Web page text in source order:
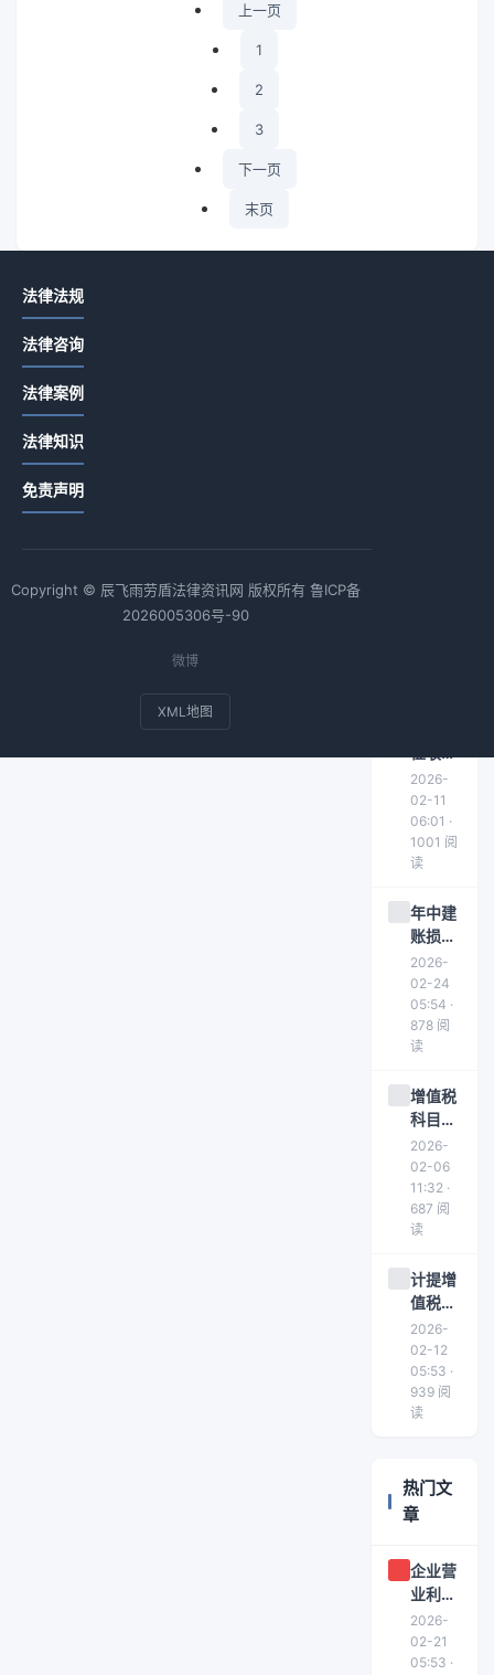
上一页
1
2
3
下一页
末页
围及13
个税目
详解
2026-
02-11
06:01 ·
1001 阅
读
年中建
账损益
类科目
填写技
巧与方
法
2026-
02-24
05:54 ·
878 阅
读
增值税
科目及
会计处
理
2026-
02-06
11:32 ·
687 阅
读
计提增
值税的
账务处
理
2026-
02-12
05:53 ·
939 阅
读
热门文
章
企业营
业利润
为负数
的原因
及应对
2026-
02-21
05:53 ·
法律法规
法律咨询
法律案例
法律知识
免责声明
Copyright © 辰飞雨劳盾法律资讯网 版权所有 鲁ICP备
2026005306号-90
微博
XML地图